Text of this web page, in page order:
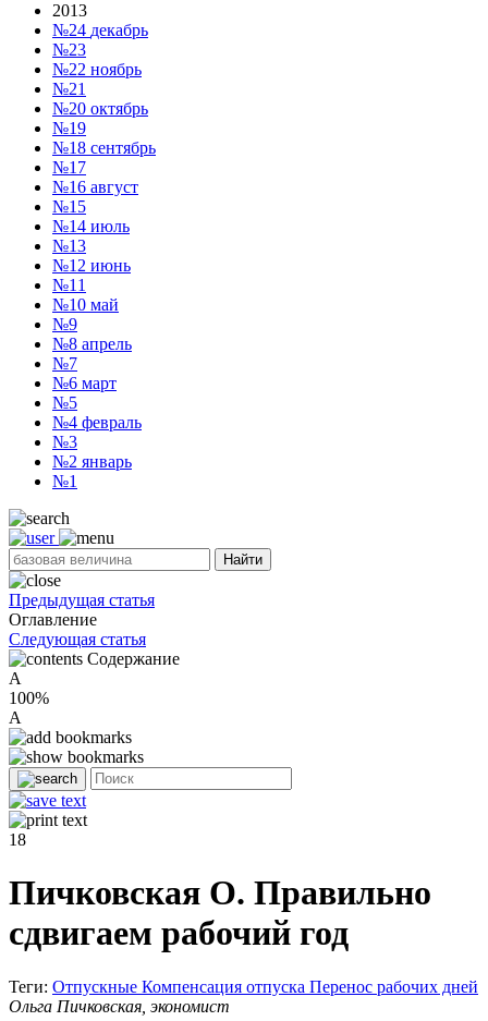
2013
№24 декабрь
№23
№22 ноябрь
№21
№20 октябрь
№19
№18 сентябрь
№17
№16 август
№15
№14 июль
№13
№12 июнь
№11
№10 май
№9
№8 апрель
№7
№6 март
№5
№4 февраль
№3
№2 январь
№1
Найти
Предыдущая статья
Оглавление
Следующая статья
Содержание
A
100%
A
18
Пичковская О. Правильно
сдвигаем рабочий год
Теги: Отпускные Компенсация отпуска Перенос рабочих дней
Ольга Пичковская, экономист